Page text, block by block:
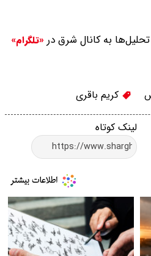
به کانال شرق در «تلگرام»
کریم باقری
لینک کوتاه